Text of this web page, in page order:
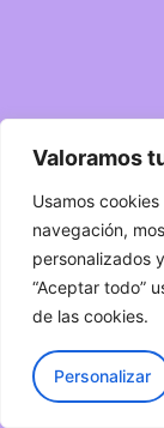
Valoramos
Usamos
navegación,
personalizados
“Aceptar todo”
de las cookies.
Personalizar